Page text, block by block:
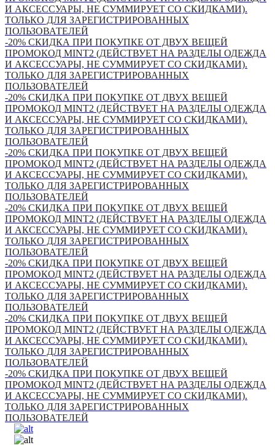
И АКСЕССУАРЫ, НЕ СУММИРУЕТ СО СКИДКАМИ).
ТОЛЬКО ДЛЯ ЗАРЕГИСТРИРОВАННЫХ
ПОЛЬЗОВАТЕЛЕЙ
-20% СКИДКА ПРИ ПОКУПКЕ ОТ ДВУХ ВЕЩЕЙ
ПРОМОКОД MINT2 (ДЕЙСТВУЕТ НА РАЗДЕЛЫ ОДЕЖДА
И АКСЕССУАРЫ, НЕ СУММИРУЕТ СО СКИДКАМИ).
ТОЛЬКО ДЛЯ ЗАРЕГИСТРИРОВАННЫХ
ПОЛЬЗОВАТЕЛЕЙ
-20% СКИДКА ПРИ ПОКУПКЕ ОТ ДВУХ ВЕЩЕЙ
ПРОМОКОД MINT2 (ДЕЙСТВУЕТ НА РАЗДЕЛЫ ОДЕЖДА
И АКСЕССУАРЫ, НЕ СУММИРУЕТ СО СКИДКАМИ).
ТОЛЬКО ДЛЯ ЗАРЕГИСТРИРОВАННЫХ
ПОЛЬЗОВАТЕЛЕЙ
-20% СКИДКА ПРИ ПОКУПКЕ ОТ ДВУХ ВЕЩЕЙ
ПРОМОКОД MINT2 (ДЕЙСТВУЕТ НА РАЗДЕЛЫ ОДЕЖДА
И АКСЕССУАРЫ, НЕ СУММИРУЕТ СО СКИДКАМИ).
ТОЛЬКО ДЛЯ ЗАРЕГИСТРИРОВАННЫХ
ПОЛЬЗОВАТЕЛЕЙ
-20% СКИДКА ПРИ ПОКУПКЕ ОТ ДВУХ ВЕЩЕЙ
ПРОМОКОД MINT2 (ДЕЙСТВУЕТ НА РАЗДЕЛЫ ОДЕЖДА
И АКСЕССУАРЫ, НЕ СУММИРУЕТ СО СКИДКАМИ).
ТОЛЬКО ДЛЯ ЗАРЕГИСТРИРОВАННЫХ
ПОЛЬЗОВАТЕЛЕЙ
-20% СКИДКА ПРИ ПОКУПКЕ ОТ ДВУХ ВЕЩЕЙ
ПРОМОКОД MINT2 (ДЕЙСТВУЕТ НА РАЗДЕЛЫ ОДЕЖДА
И АКСЕССУАРЫ, НЕ СУММИРУЕТ СО СКИДКАМИ).
ТОЛЬКО ДЛЯ ЗАРЕГИСТРИРОВАННЫХ
ПОЛЬЗОВАТЕЛЕЙ
-20% СКИДКА ПРИ ПОКУПКЕ ОТ ДВУХ ВЕЩЕЙ
ПРОМОКОД MINT2 (ДЕЙСТВУЕТ НА РАЗДЕЛЫ ОДЕЖДА
И АКСЕССУАРЫ, НЕ СУММИРУЕТ СО СКИДКАМИ).
ТОЛЬКО ДЛЯ ЗАРЕГИСТРИРОВАННЫХ
ПОЛЬЗОВАТЕЛЕЙ
-20% СКИДКА ПРИ ПОКУПКЕ ОТ ДВУХ ВЕЩЕЙ
ПРОМОКОД MINT2 (ДЕЙСТВУЕТ НА РАЗДЕЛЫ ОДЕЖДА
И АКСЕССУАРЫ, НЕ СУММИРУЕТ СО СКИДКАМИ).
ТОЛЬКО ДЛЯ ЗАРЕГИСТРИРОВАННЫХ
ПОЛЬЗОВАТЕЛЕЙ